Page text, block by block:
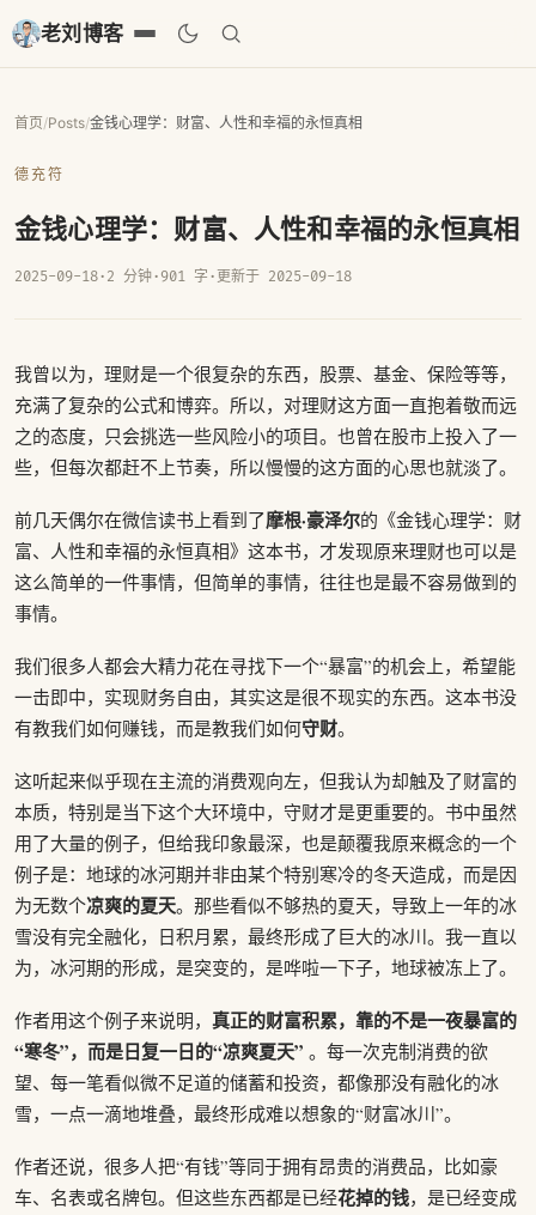
老刘博客
首页/Posts/金钱心理学：财富、人性和幸福的永恒真相
德充符
金钱心理学：财富、人性和幸福的永恒真相
2025-09-18· 2 分钟· 901 字 · 更新于 2025-09-18
我曾以为，理财是一个很复杂的东西，股票、基金、保险等等，
充满了复杂的公式和博弈。所以，对理财这方面一直抱着敬而远
之的态度，只会挑选一些风险小的项目。也曾在股市上投入了一
些，但每次都赶不上节奏，所以慢慢的这方面的心思也就淡了。
前几天偶尔在微信读书上看到了摩根·豪泽尔的《金钱心理学：财
富、人性和幸福的永恒真相》这本书，才发现原来理财也可以是
这么简单的一件事情，但简单的事情，往往也是最不容易做到的
事情。
我们很多人都会大精力花在寻找下一个“暴富”的机会上，希望能
一击即中，实现财务自由，其实这是很不现实的东西。这本书没
有教我们如何赚钱，而是教我们如何守财。
这听起来似乎现在主流的消费观向左，但我认为却触及了财富的
本质，特别是当下这个大环境中，守财才是更重要的。书中虽然
用了大量的例子，但给我印象最深，也是颠覆我原来概念的一个
例子是：地球的冰河期并非由某个特别寒冷的冬天造成，而是因
为无数个凉爽的夏天。那些看似不够热的夏天，导致上一年的冰
雪没有完全融化，日积月累，最终形成了巨大的冰川。我一直以
为，冰河期的形成，是突变的，是哗啦一下子，地球被冻上了。
作者用这个例子来说明， 真正的财富积累，靠的不是一夜暴富的
“寒冬”，而是日复一日的“凉爽夏天” 。每一次克制消费的欲
望、每一笔看似微不足道的储蓄和投资，都像那没有融化的冰
雪，一点一滴地堆叠，最终形成难以想象的“财富冰川”。
作者还说，很多人把“有钱”等同于拥有昂贵的消费品，比如豪
车、名表或名牌包。但这些东西都是已经花掉的钱，是已经变成